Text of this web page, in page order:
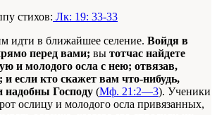
стихов: Лк: 19: 33-33
идти в ближайшее селение. Войдя в
перед вами; вы тотчас найдете
и молодого осла с нею; отвязав,
если кто скажет вам что-нибудь,
надобны Господу (Мф. 21:2—3). Ученики
ослицу и молодого осла привязанных,